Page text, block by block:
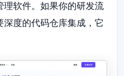
理软件。如果你的研发流
度的代码仓库集成，它